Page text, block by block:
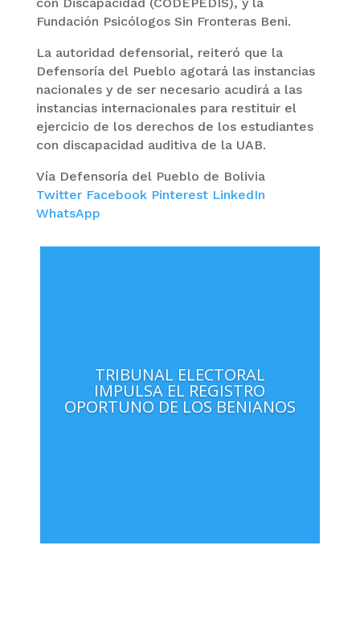
Fundación Psicólogos Sin Fronteras Beni.
La autoridad defensorial, reiteró que la
Defensoría del Pueblo agotará las instancias
nacionales y de ser necesario acudirá a las
instancias internacionales para restituir el
ejercicio de los derechos de los estudiantes
con discapacidad auditiva de la UAB.
Vía Defensoría del Pueblo de Bolivia
Twitter Facebook Pinterest LinkedIn
WhatsApp
TRIBUNAL ELECTORAL
IMPULSA EL REGISTRO
OPORTUNO DE LOS BENIANOS